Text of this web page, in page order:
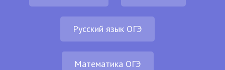
Русский язык ОГЭ
Математика ОГЭ